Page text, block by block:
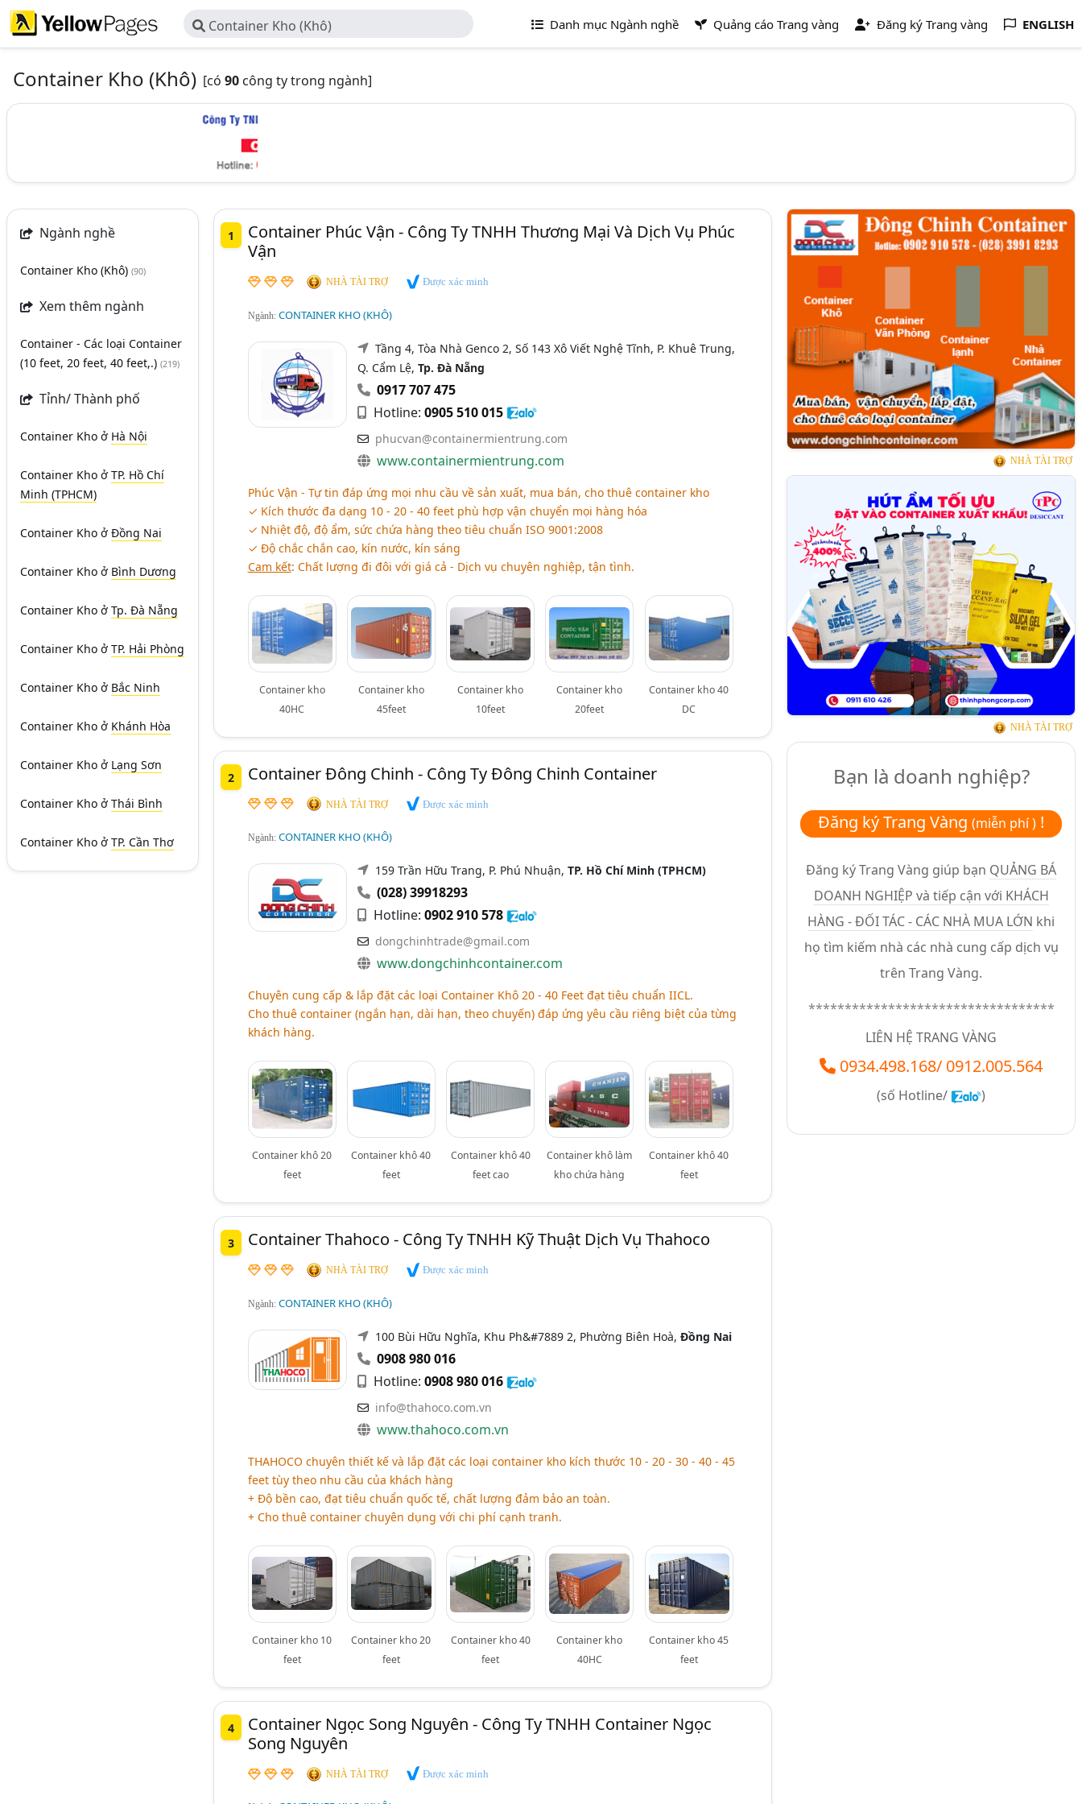
Container Kho (Khô) Danh mục Ngành nghề Quảng cáo Trang vàng Đăng ký Trang vàng ENGLISH
Container Kho (Khô) [có 90 công ty trong ngành]
Ngành nghề
Container Kho (Khô) (90)
Xem thêm ngành
Container - Các loại Container
(10 feet, 20 feet, 40 feet,.) (219)
Tỉnh/ Thành phố
Container Kho ở Hà Nội
Container Kho ở TP. Hồ Chí
Minh (TPHCM)
Container Kho ở Đồng Nai
Container Kho ở Bình Dương
Container Kho ở Tp. Đà Nẵng
Container Kho ở TP. Hải Phòng
Container Kho ở Bắc Ninh
Container Kho ở Khánh Hòa
Container Kho ở Lạng Sơn
Container Kho ở Thái Bình
Container Kho ở TP. Cần Thơ
1
Container Phúc Vận - Công Ty TNHH Thương Mại Và Dịch Vụ Phúc
Vận
NHÀ TÀI TRỢ Được xác minh
Ngành: CONTAINER KHO (KHÔ)
Tầng 4, Tòa Nhà Genco 2, Số 143 Xô Viết Nghệ Tĩnh, P. Khuê Trung,
Q. Cẩm Lệ, Tp. Đà Nẵng
0917 707 475
Hotline: 0905 510 015
phucvan@containermientrung.com
www.containermientrung.com
Phúc Vận - Tự tin đáp ứng mọi nhu cầu về sản xuất, mua bán, cho thuê container kho
✓ Kích thước đa dạng 10 - 20 - 40 feet phù hợp vận chuyển mọi hàng hóa
✓ Nhiệt độ, độ ẩm, sức chứa hàng theo tiêu chuẩn ISO 9001:2008
✓ Độ chắc chắn cao, kín nước, kín sáng
Cam kết: Chất lượng đi đôi với giá cả - Dịch vụ chuyên nghiệp, tận tình.
Container kho
40HC
Container kho
45feet
Container kho
10feet
Container kho
20feet
Container kho 40
DC
2 Container Đông Chinh - Công Ty Đông Chinh Container
NHÀ TÀI TRỢ Được xác minh
Ngành: CONTAINER KHO (KHÔ)
159 Trần Hữu Trang, P. Phú Nhuận, TP. Hồ Chí Minh (TPHCM)
(028) 39918293
Hotline: 0902 910 578
dongchinhtrade@gmail.com
www.dongchinhcontainer.com
Chuyên cung cấp & lắp đặt các loại Container Khô 20 - 40 Feet đạt tiêu chuẩn IICL.
Cho thuê container (ngắn hạn, dài hạn, theo chuyến) đáp ứng yêu cầu riêng biệt của từng
khách hàng.
Container khô 20
feet
Container khô 40
feet
Container khô 40
feet cao
Container khô làm
kho chứa hàng
Container khô 40
feet
3 Container Thahoco - Công Ty TNHH Kỹ Thuật Dịch Vụ Thahoco
NHÀ TÀI TRỢ Được xác minh
Ngành: CONTAINER KHO (KHÔ)
100 Bùi Hữu Nghĩa, Khu Ph&#7889 2, Phường Biên Hoà, Đồng Nai
0908 980 016
Hotline: 0908 980 016
info@thahoco.com.vn
www.thahoco.com.vn
THAHOCO chuyên thiết kế và lắp đặt các loại container kho kích thước 10 - 20 - 30 - 40 - 45
feet tùy theo nhu cầu của khách hàng
+ Độ bền cao, đạt tiêu chuẩn quốc tế, chất lượng đảm bảo an toàn.
+ Cho thuê container chuyên dụng với chi phí cạnh tranh.
Container kho 10
feet
Container kho 20
feet
Container kho 40
feet
Container kho
40HC
Container kho 45
feet
4
Container Ngọc Song Nguyên - Công Ty TNHH Container Ngọc
Song Nguyên
NHÀ TÀI TRỢ Được xác minh
NHÀ TÀI TRỢ
NHÀ TÀI TRỢ
Bạn là doanh nghiệp?
Đăng ký Trang Vàng(miễn phí ) !
Đăng ký Trang Vàng giúp bạn QUẢNG BÁ
DOANH NGHIỆP và tiếp cận với KHÁCH
HÀNG - ĐỐI TÁC - CÁC NHÀ MUA LỚN khi
họ tìm kiếm nhà các nhà cung cấp dịch vụ
trên Trang Vàng.
**********************************
LIÊN HỆ TRANG VÀNG
0934.498.168/ 0912.005.564
(số Hotline/ )